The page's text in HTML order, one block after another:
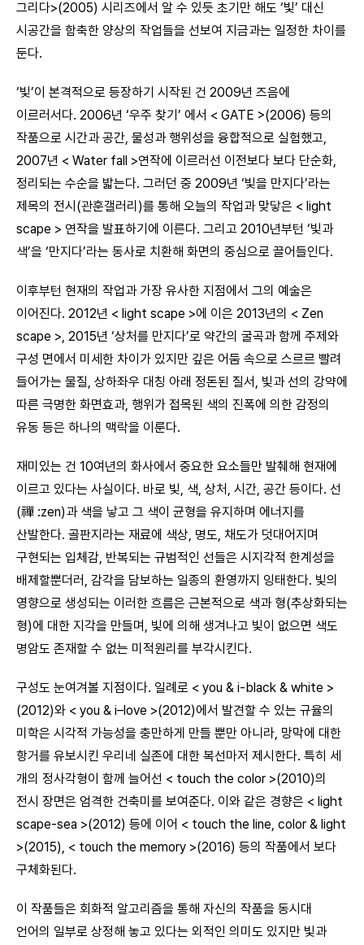
그리다>(2005) 시리즈에서 알 수 있듯 초기만 해도 ‘빛’ 대신
시공간을 함축한 양상의 작업들을 선보여 지금과는 일정한 차이를
둔다.
‘빛’이 본격적으로 등장하기 시작된 건 2009년 즈음에
이르러서다. 2006년 ‘우주 찾기’ 에서 < GATE >(2006) 등의
작품으로 시간과 공간, 물성과 행위성을 융합적으로 실험했고,
2007년 < Water fall >연작에 이르러선 이전보다 보다 단순화,
정리되는 수순을 밟는다. 그러던 중 2009년 ‘빛을 만지다’라는
제목의 전시(관훈갤러리)를 통해 오늘의 작업과 맞닿은 < light
scape > 연작을 발표하기에 이른다. 그리고 2010년부턴 ‘빛과
색’을 ‘만지다’라는 동사로 치환해 화면의 중심으로 끌어들인다.
이후부턴 현재의 작업과 가장 유사한 지점에서 그의 예술은
이어진다. 2012년 < light scape >에 이은 2013년의 < Zen
scape >, 2015년 ‘상처를 만지다’로 약간의 굴곡과 함께 주제와
구성 면에서 미세한 차이가 있지만 깊은 어둠 속으로 스르르 빨려
들어가는 물질, 상하좌우 대칭 아래 정돈된 질서, 빛과 선의 강약에
따른 극명한 화면효과, 행위가 접목된 색의 진폭에 의한 감정의
유동 등은 하나의 맥락을 이룬다.
재미있는 건 10여년의 화사에서 중요한 요소들만 발췌해 현재에
이르고 있다는 사실이다. 바로 빛, 색, 상처, 시간, 공간 등이다. 선
(禪 :zen)과 색을 낳고 그 색이 균형을 유지하며 에너지를
산발한다. 골판지라는 재료에 색상, 명도, 채도가 덧대어지며
구현되는 입체감, 반복되는 규범적인 선들은 시지각적 한계성을
배제할뿐더러, 감각을 담보하는 일종의 환영까지 잉태한다. 빛의
영향으로 생성되는 이러한 흐름은 근본적으로 색과 형(추상화되는
형)에 대한 지각을 만들며, 빛에 의해 생겨나고 빛이 없으면 색도
명암도 존재할 수 없는 미적원리를 부각시킨다.
구성도 눈여겨볼 지점이다. 일례로 < you & i-black & white >
(2012)와 < you & i–love >(2012)에서 발견할 수 있는 규율의
미학은 시각적 가능성을 충만하게 만들 뿐만 아니라, 망막에 대한
항거를 유보시킨 우리네 실존에 대한 복선마저 제시한다. 특히 세
개의 정사각형이 함께 늘어선 < touch the color >(2010)의
전시 장면은 엄격한 건축미를 보여준다. 이와 같은 경향은 < light
scape-sea >(2012) 등에 이어 < touch the line, color & light
>(2015), < touch the memory >(2016) 등의 작품에서 보다
구체화된다.
이 작품들은 회화적 알고리즘을 통해 자신의 작품을 동시대
언어의 일부로 상정해 놓고 있다는 외적인 의미도 있지만 빛과